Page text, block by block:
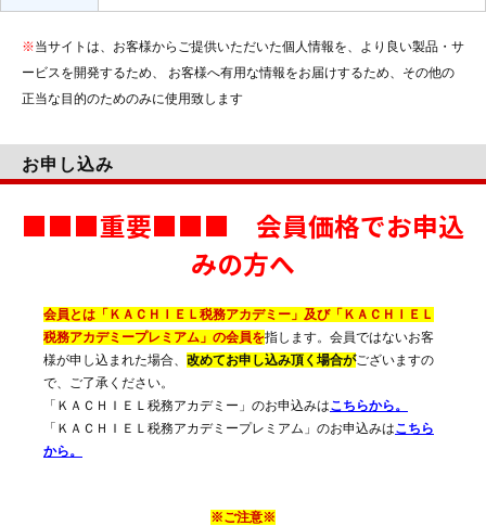
※当サイトは、お客様からご提供いただいた個人情報を、より良い製品・サ
ービスを開発するため、 お客様へ有用な情報をお届けするため、その他の
正当な目的のためのみに使用致します
お申し込み
■■■重要■■■ 会員価格でお申込
みの方へ
会員とは「ＫＡＣＨＩＥＬ税務アカデミー」及び「ＫＡＣＨＩＥＬ
税務アカデミープレミアム」の会員を指します。会員ではないお客
様が申し込まれた場合、 改めてお申し込み頂く場合がございますの
で、ご了承ください。
「ＫＡＣＨＩＥＬ税務アカデミー」のお申込みはこちらから。
「ＫＡＣＨＩＥＬ税務アカデミープレミアム」のお申込みはこちら
から。
※ご注意※